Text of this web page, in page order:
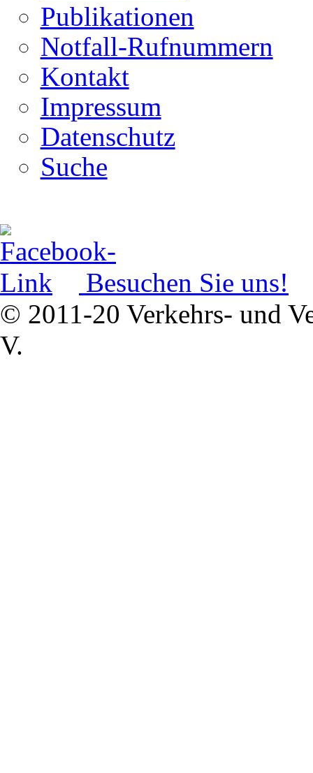
Publikationen
Notfall-Rufnummern
Kontakt
Impressum
Datenschutz
Suche
Besuchen Sie uns!
© 2011-20 Verkehrs- und
V.